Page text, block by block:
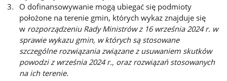
O dofinansowywanie mogą ubiegać się podmioty
położone na terenie gmin, których wykaz znajduje się
w rozporządzeniu Rady Ministrów z 16 września 2024 r. w
sprawie wykazu gmin, w których są stosowane
szczególne rozwiązania związane z usuwaniem skutków
powodzi z września 2024 r., oraz rozwiązań stosowanych
na ich terenie.